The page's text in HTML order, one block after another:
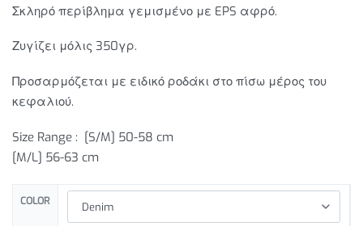
Σκληρό περίβλημα γεμισμένο με EPS αφρό.
Ζυγίζει μόλις 350γρ.
Προσαρμόζεται με ειδικό ροδάκι στο πίσω μέρος του
κεφαλιού.
Size Range : [S/M] 50-58 cm
[M/L] 56-63 cm
COLOR